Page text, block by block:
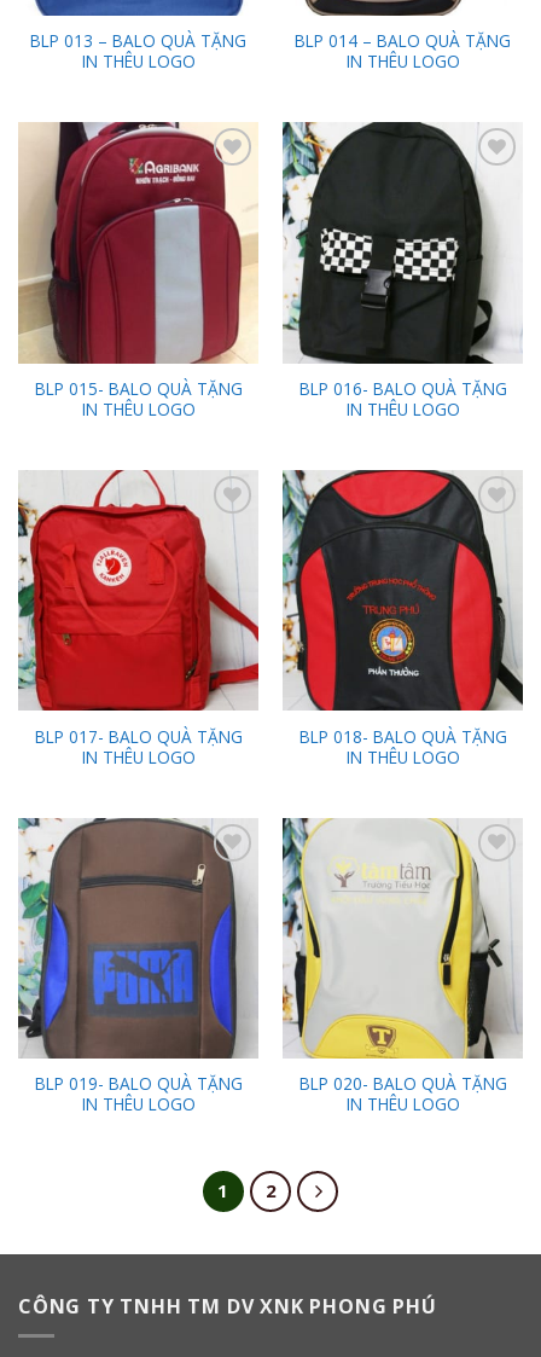
BLP 013 – BALO QUÀ TẶNG
IN THÊU LOGO
BLP 014 – BALO QUÀ TẶNG
IN THÊU LOGO
Add to
Wishlist
BLP 015- BALO QUÀ TẶNG
IN THÊU LOGO
Add to
Wishlist
BLP 016- BALO QUÀ TẶNG
IN THÊU LOGO
Add to
Wishlist
BLP 017- BALO QUÀ TẶNG
IN THÊU LOGO
Add to
Wishlist
BLP 018- BALO QUÀ TẶNG
IN THÊU LOGO
Add to
Wishlist
BLP 019- BALO QUÀ TẶNG
IN THÊU LOGO
Add to
Wishlist
BLP 020- BALO QUÀ TẶNG
IN THÊU LOGO
1 2
CÔNG TY TNHH TM DV XNK PHONG PHÚ